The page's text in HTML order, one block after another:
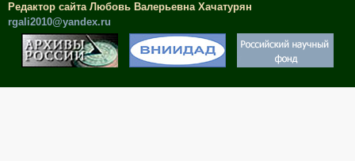
Редактор сайта Любовь Валерьевна Хачатурян
rgali2010@yandex.ru